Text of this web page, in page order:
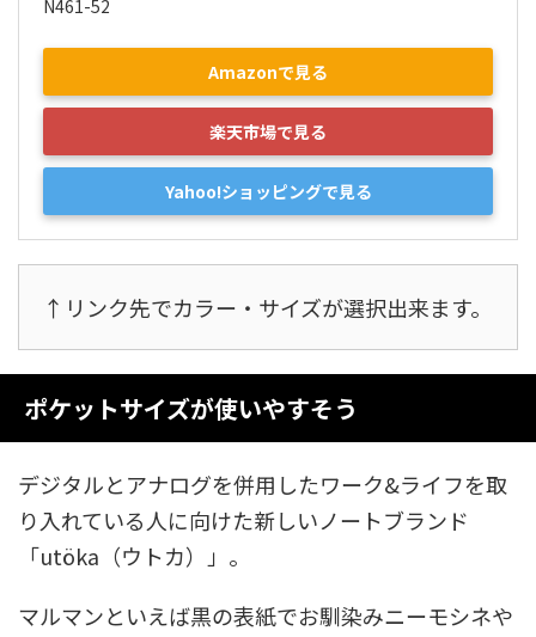
N461-52
Amazonで見る
楽天市場で見る
Yahoo!ショッピングで見る
↑リンク先でカラー・サイズが選択出来ます。
ポケットサイズが使いやすそう
デジタルとアナログを併用したワーク&ライフを取
り入れている人に向けた新しいノートブランド
「utöka（ウトカ）」。
マルマンといえば黒の表紙でお馴染みニーモシネや